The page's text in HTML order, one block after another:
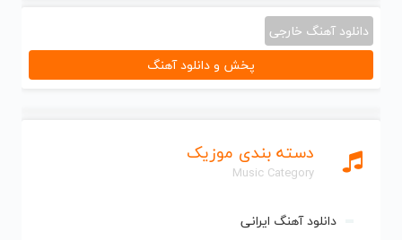
دسته بندی موزیک
Music Category
دانلود آهنگ ایرانی
دانلود آهنگ خارجی
پخش و دانلود آهنگ